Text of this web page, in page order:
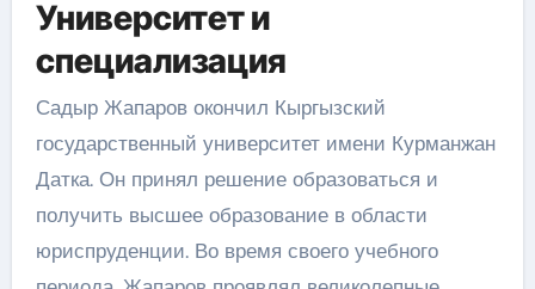
Университет и
специализация
Садыр Жапаров окончил Кыргызский
государственный университет имени Курманжан
Датка. Он принял решение образоваться и
получить высшее образование в области
юриспруденции. Во время своего учебного